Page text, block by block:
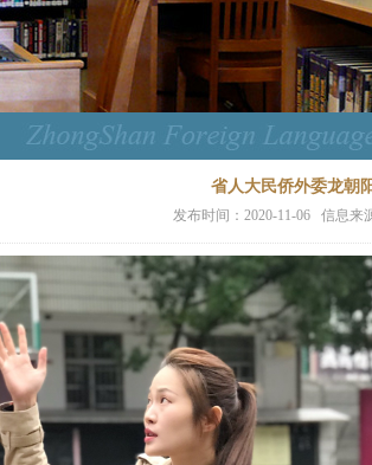
省人大民侨外委龙朝
发布时间：2020-11-06 信息来